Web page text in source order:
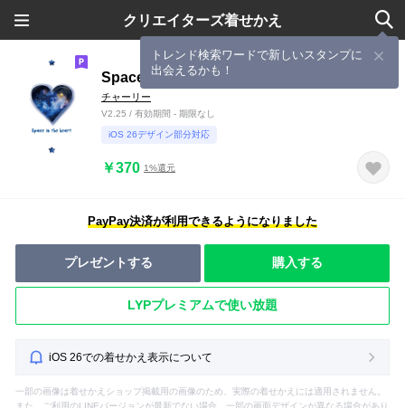
クリエイターズ着せかえ
トレンド検索ワードで新しいスタンプに
出会えるかも！
Space in the heart*
チャーリー
V2.25 / 有効期間 - 期限なし
iOS 26デザイン部分対応
￥370 1%還元
PayPay決済が利用できるようになりました
プレゼントする 購入する
LYPプレミアムで使い放題
iOS 26での着せかえ表示について
一部の画像は着せかえショップ掲載用の画像のため、実際の着せかえには適用されません。
また、ご利用のLINEバージョンが最新でない場合、一部の画面デザインが異なる場合があり